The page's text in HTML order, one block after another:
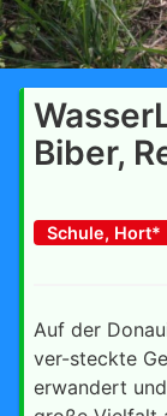
Biber,
Schule, Hort*
Auf der
ver-steckte
erwandert